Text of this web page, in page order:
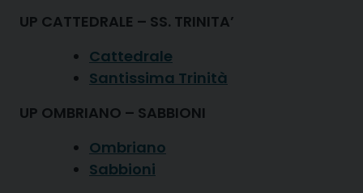
UP CATTEDRALE – SS. TRINITA’
Cattedrale
Santissima Trinità
UP OMBRIANO – SABBIONI
Ombriano
Sabbioni